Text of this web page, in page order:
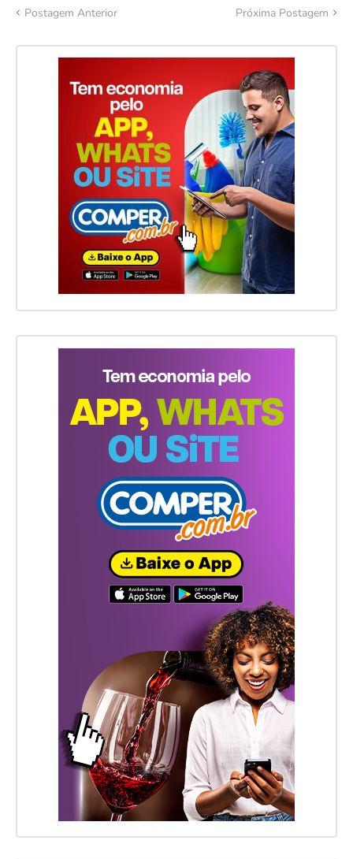
Postagem Anterior Próxima Postagem